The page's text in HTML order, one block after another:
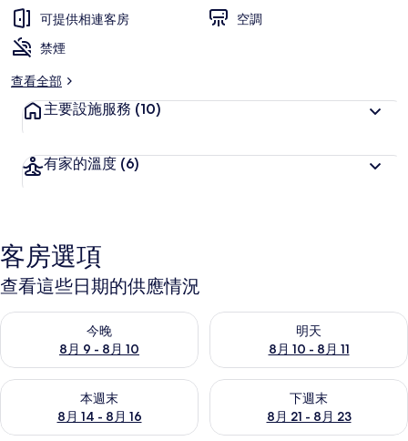
可提供相連客房
空調
禁煙
查看全部
主要設施服務 (10)
有家的溫度 (6)
客房選項
查看這些日期的供應情況
今晚
8月 9 - 8月 10
查看今晚 (8月 9 - 8月 10) 的供應情況
明天
8月 10 - 8月 11
查看明天 (8月 10 - 8月 11) 的
本週末
8月 14 - 8月 16
查看本週末 (8月 14 - 8月 16) 的供應情況
下週末
8月 21 - 8月 23
查看下週末 (8月 21 - 8月 23)